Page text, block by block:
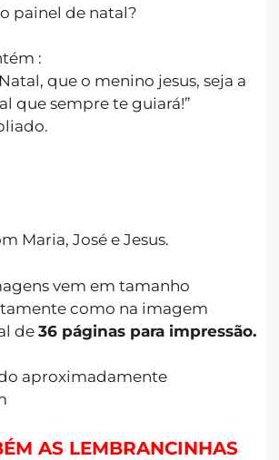
painel de natal?
:
que o menino jesus, seja a
que sempre te guiará!”
Maria, José e Jesus.
vem em tamanho
como na imagem
de 36 páginas para impressão.
aproximadamente
AS LEMBRANCINHAS